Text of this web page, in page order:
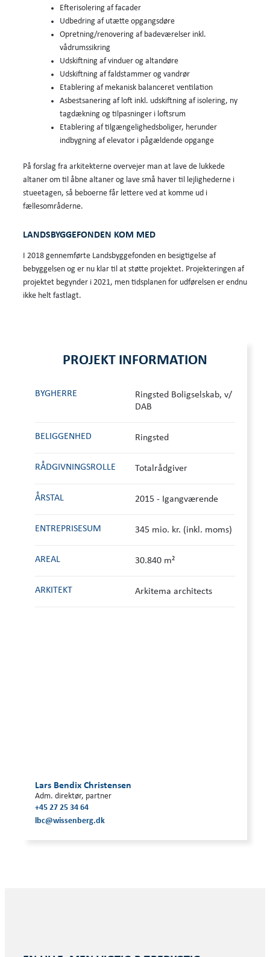
Efterisolering af facader
Udbedring af utætte opgangsdøre
Opretning/renovering af badeværelser inkl.
vådrumssikring
Udskiftning af vinduer og altandøre
Udskiftning af faldstammer og vandrør
Etablering af mekanisk balanceret ventilation
Asbestsanering af loft inkl. udskiftning af isolering, ny
tagdækning og tilpasninger i loftsrum
Etablering af tilgængelighedsboliger, herunder
indbygning af elevator i pågældende opgange
På forslag fra arkitekterne overvejer man at lave de lukkede
altaner om til åbne altaner og lave små haver til lejlighederne i
stueetagen, så beboerne får lettere ved at komme ud i
fællesområderne.
LANDSBYGGEFONDEN KOM MED
I 2018 gennemførte Landsbyggefonden en besigtigelse af
bebyggelsen og er nu klar til at støtte projektet. Projekteringen af
projektet begynder i 2021, men tidsplanen for udførelsen er endnu
ikke helt fastlagt.
PROJEKT INFORMATION
BYGHERRE
Ringsted Boligselskab, v/
DAB
BELIGGENHED Ringsted
RÅDGIVNINGS­ROLLE Totalrådgiver
ÅRSTAL 2015 - Igangværende
ENTREPRISESUM 345 mio. kr. (inkl. moms)
AREAL 30.840 m²
ARKITEKT Arkitema architects
Lars Bendix Christensen
Adm. direktør, partner
+45 27 25 34 64
lbc@wissenberg.dk